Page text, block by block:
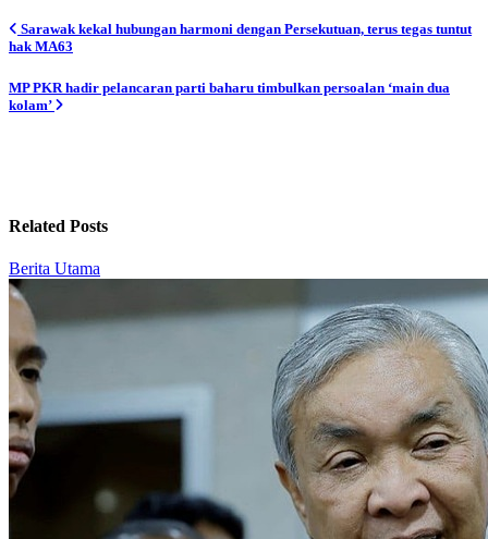
Post
navigation
Sarawak kekal hubungan harmoni dengan Persekutuan, terus tegas tuntut
hak MA63
MP PKR hadir pelancaran parti baharu timbulkan persoalan ‘main dua
kolam’
Related Posts
Berita Utama